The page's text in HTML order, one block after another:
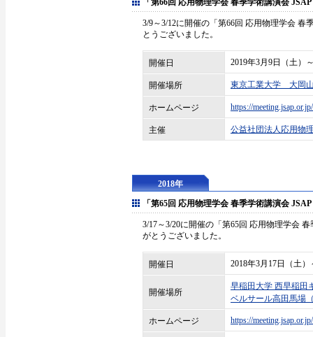
「第66回 応用物理学会 春季学術講演会
3/9～3/12に開催の「第66回 応用物理学会 春
とうございました。
開催日 2019年3月9日（土）
開催場所 東京工業大学 大岡
ホームページ https://meeting.jsap.or.jp/
主催 公益社団法人応用物
2018年
「第65回 応用物理学会 春季学術講演会
3/17～3/20に開催の「第65回 応用物理学会
がとうございました。
開催日 2018年3月17日（土
開催場所
早稲田大学 西早稲田
ベルサール高田馬場
ホームページ https://meeting.jsap.or.jp/